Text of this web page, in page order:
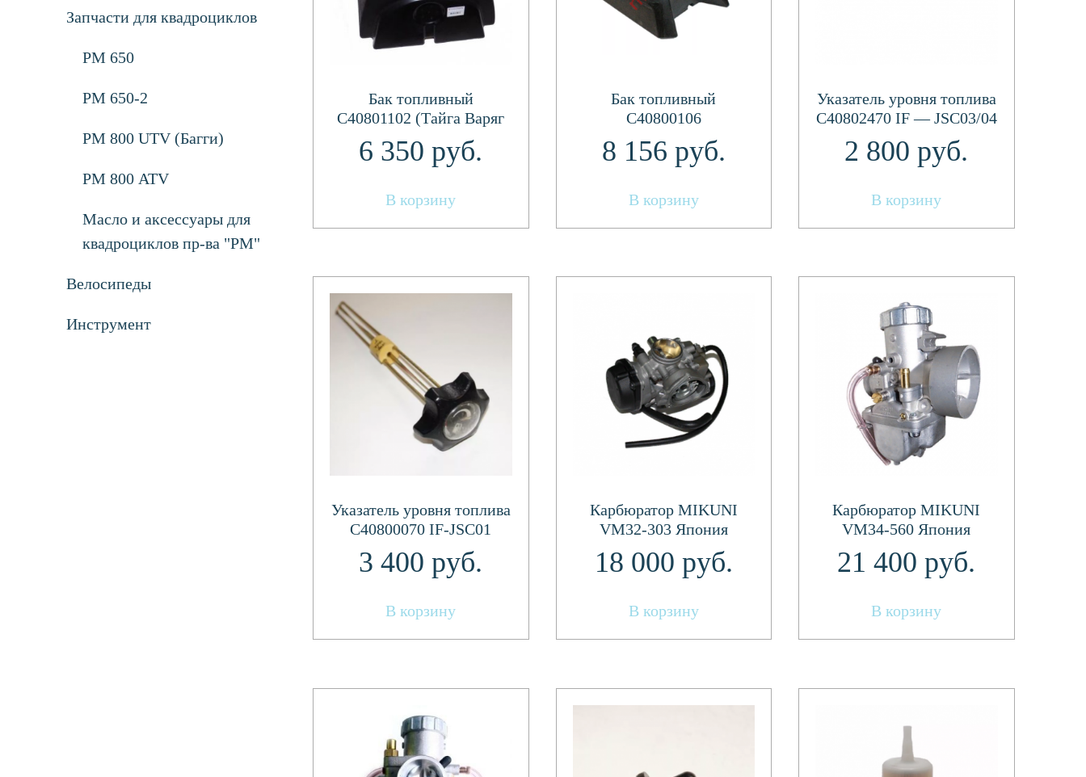
Запчасти для квадроциклов
РМ 650
РМ 650-2
РМ 800 UTV (Багги)
РМ 800 ATV
Масло и аксессуары для
квадроциклов пр-ва "РМ"
Велосипеды
Инструмент
Бак топливный
С40801102 (Тайга Варяг
500,550/Классика)
6 350 руб.
В корзину
Бак топливный
C40800106
8 156 руб.
В корзину
Указатель уровня топлива
C40802470 IF — JSC03/04
(Тайга Patrul 550 SWT)
2 800 руб.
В корзину
Указатель уровня топлива
С40800070 IF-JSC01
(Тайга Варяг 500,550/
Классика)
3 400 руб.
В корзину
Карбюратор MIKUNI
VM32-303 Япония
(РМЗ-500 с 1 карб.)
18 000 руб.
В корзину
Карбюратор MIKUNI
VM34-560 Япония
(РМЗ-500 с 2 карб.)
Япония
21 400 руб.
В корзину